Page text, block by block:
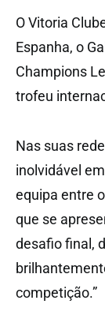
O Vitoria
Espanha, o
Champions
trofeu
Nas suas
inolvidável
equipa entre
que se
desafio final,
competição.”